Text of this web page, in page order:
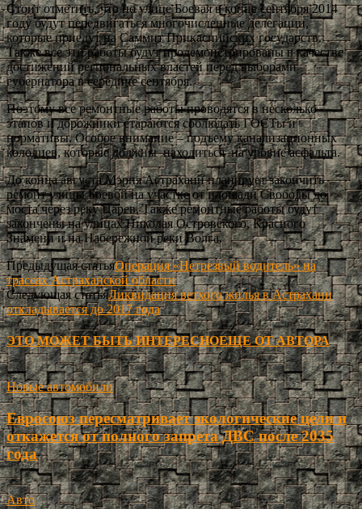
Стоит отметить, что по улице Боевая в конце сентября 2014
году будут передвигаться многочисленные делегации,
которые приедут на Саммит Прикаспийских государств.
Также все эти работы будут продемонстрированы в качестве
достижений региональных властей перед выборами
губернатора в середине сентября.
Поэтому все ремонтные работы проводятся в несколько
этапов и дорожники стараются соблюдать ГОСТы и
нормативы. Особое внимание – подъему канализационных
колодцев, которые должны находиться на уровне асфальта.
До конца августа Мэрия Астрахани планирует закончить
ремонт улицы Боевой на участке от площади Свободы до
моста через реку Царев. Также ремонтные работы будут
закончены на улицах Николая Островского, Красного
Знамени и на Набережной реки Волга.
Предыдущая статьяОперация «Нетрезвый водитель» на
трассах Астраханской области
Следующая статьяЛиквидация ветхого жилья в Астрахани
откладывается до 2017 года
ЭТО МОЖЕТ БЫТЬ ИНТЕРЕСНОЕЩЕ ОТ АВТОРА
Новые автомобили
Евросоюз пересматривает экологические цели и
откажется от полного запрета ДВС после 2035
года
Авто